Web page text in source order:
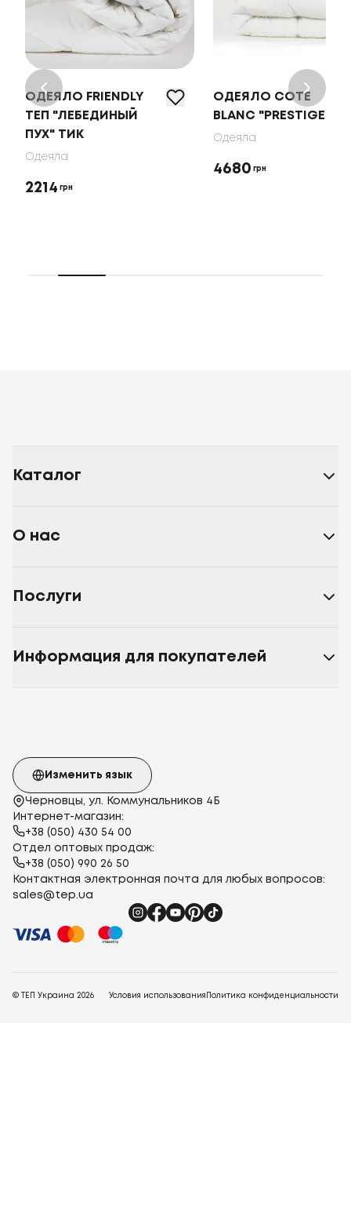
ОДЕЯЛО FRIENDLY
ТЕП "ЛЕБЕДИНЫЙ
ПУХ" ТИК
Одеяла
2214 грн
ОДЕЯЛО COTE
BLANC "PRESTIGE"
Одеяла
4680 грн
Каталог
О нас
Послуги
Информация для покупателей
Черновцы, ул. Коммунальников 4Б
Интернет-магазин:
+38 (050) 430 54 00
Отдел оптовых продаж:
+38 (050) 990 26 50
Контактная электронная почта для любых вопросов:
sales@tep.ua
Изменить язык
© ТЕП Украина 2026 Условия использования Политика конфиденциальности